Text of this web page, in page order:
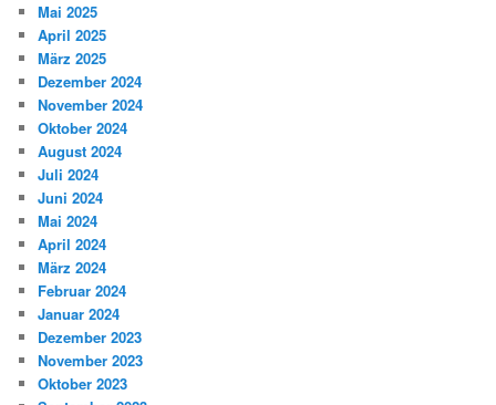
Mai 2025
April 2025
März 2025
Dezember 2024
November 2024
Oktober 2024
August 2024
Juli 2024
Juni 2024
Mai 2024
April 2024
März 2024
Februar 2024
Januar 2024
Dezember 2023
November 2023
Oktober 2023